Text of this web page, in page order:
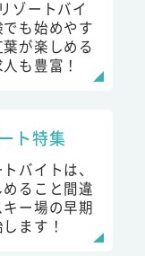
ゾートバイ
でも始めやす
が楽しめる
も豊富！
ト特集
バイトは、
ること間違
ー場の早期
ます！